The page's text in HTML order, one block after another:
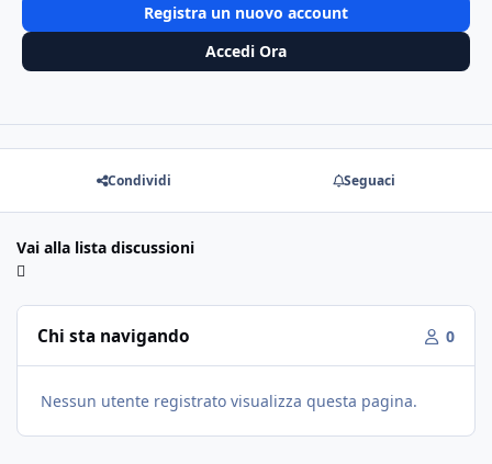
Registra un nuovo account
Accedi Ora
Condividi Seguaci
Vai alla lista discussioni
Chi sta navigando 0
Nessun utente registrato visualizza questa pagina.